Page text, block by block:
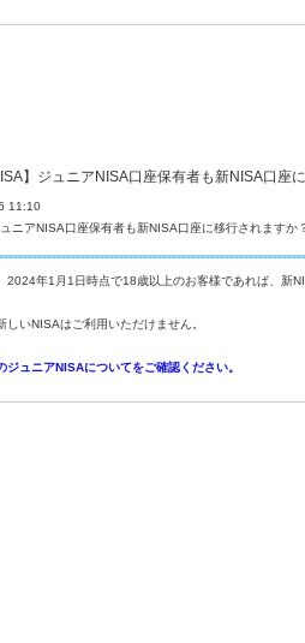
】ジュニアNISA口座保有者も新NISA口座
11:10
ニアNISA口座保有者も新NISA口座に移行されますか
2024年1月1日時点で18歳以上のお客様であれば、新
いNISAはご利用いただけません。
ュニアNISAについてをご確認ください。